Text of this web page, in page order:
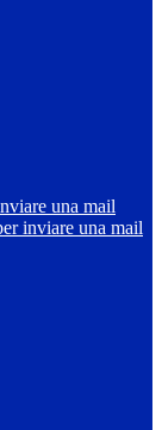
una mail
inviare una mail